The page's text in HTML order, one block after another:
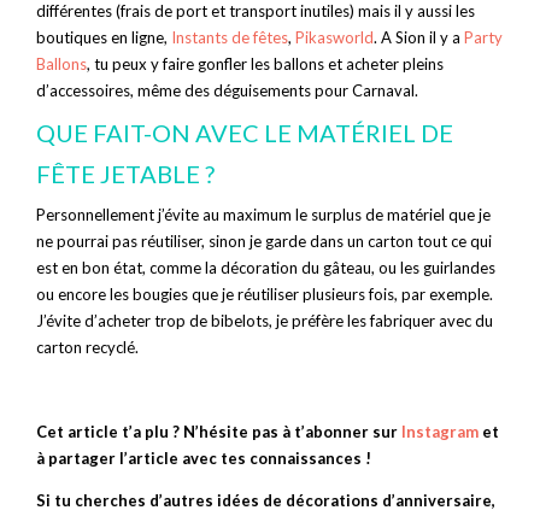
différentes (frais de port et transport inutiles) mais il y aussi les
boutiques en ligne, Instants de fêtes, Pikasworld. A Sion il y a Party
Ballons, tu peux y faire gonfler les ballons et acheter pleins
d’accessoires, même des déguisements pour Carnaval.
QUE FAIT-ON AVEC LE MATÉRIEL DE
FÊTE JETABLE ?
Personnellement j’évite au maximum le surplus de matériel que je
ne pourrai pas réutiliser, sinon je garde dans un carton tout ce qui
est en bon état, comme la décoration du gâteau, ou les guirlandes
ou encore les bougies que je réutiliser plusieurs fois, par exemple.
J’évite d’acheter trop de bibelots, je préfère les fabriquer avec du
carton recyclé.
Cet article t’a plu ? N’hésite pas à t’abonner sur Instagram et
à partager l’article avec tes connaissances !
Si tu cherches d’autres idées de décorations d’anniversaire,